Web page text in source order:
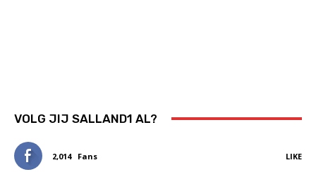
VOLG JIJ SALLAND1 AL?
2,014 Fans LIKE